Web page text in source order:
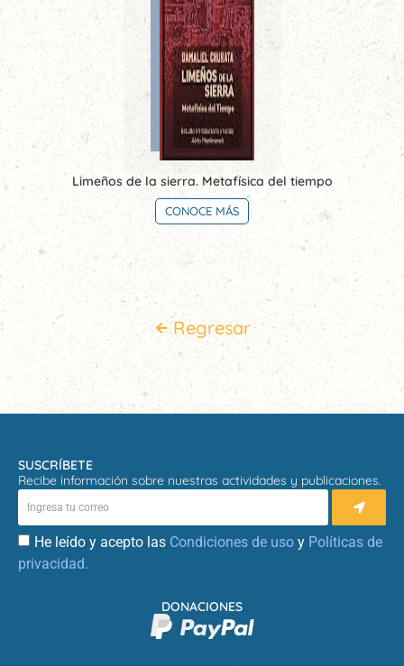
Limeños de la sierra. Metafísica del tiempo
CONOCE MÁS
Regresar
SUSCRÍBETE
Recibe información sobre nuestras actividades y publicaciones.
He leído y acepto las Condiciones de uso y Políticas de
privacidad.
DONACIONES